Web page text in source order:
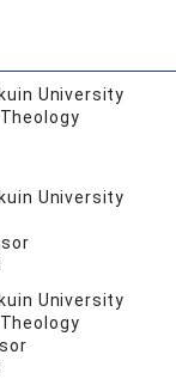
University
University
University